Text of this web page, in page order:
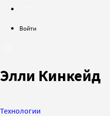
Войти
Элли Кинкейд
Технологии